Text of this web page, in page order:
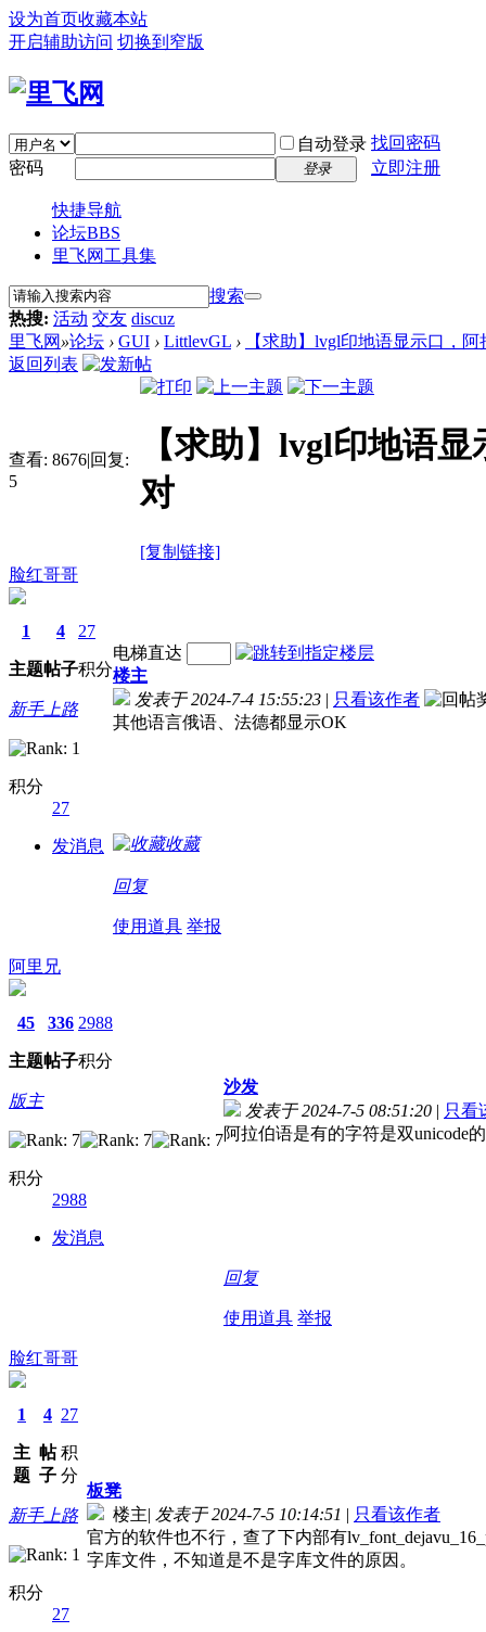
设为首页收藏本站
开启辅助访问 切换到窄版
自动登录 找回密码
密码
登录 立即注册
快捷导航
论坛BBS
里飞网工具集
搜索
热搜: 活动 交友 discuz
里飞网 »论坛 › GUI › LittlevGL ›
【求助】lvgl印地语显示口，
返回列表
查看: 8676|回复:
5
【求助】lvgl印地语
对
[复制链接]
脸红哥哥
1
主题
4
帖子
27
积分
新手上路
积分
27
发消息
电梯直达
楼主
发表于 2024-7-4 15:55:23 | 只看该作者
其他语言俄语、法德都显示OK
收藏
回复
使用道具 举报
阿里兄
45
主题
336
帖子
2988
积分
版主
积分
2988
发消息
沙发
发表于 2024-7-5 08:51:20 | 只看
阿拉伯语是有的字符是双unicode
回复
使用道具 举报
脸红哥哥
1
主
题
4
帖
子
27
积
分
新手上路
积分
27
板凳
楼主| 发表于 2024-7-5 10:14:51 | 只看该作者
官方的软件也不行，查了下内部有
字库文件，不知道是不是字库文件的原因。